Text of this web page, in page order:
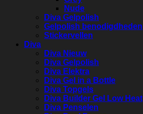
Nude
Diva Gelpolish
Gelpolish benodigdheden
Stickervellen
Diva
Diva Nieuw
Diva Gelpolish
Diva Elektra
Diva Gel in a Bottle
Diva Topgels
Diva Builder Gel Low Heat
Diva Penselen